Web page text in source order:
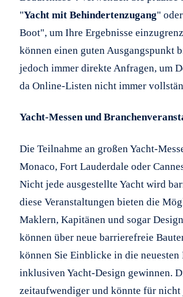
"Yacht mit Behindertenzugang"
Boot", um Ihre Ergebnisse
können einen guten Ausgangspunkt
jedoch immer direkte Anfragen, um
da Online-Listen nicht immer
Yacht-Messen und
Die Teilnahme an großen Yacht-
Monaco, Fort Lauderdale oder
Nicht jede ausgestellte Yacht wird
diese Veranstaltungen bieten die
Maklern, Kapitänen und sogar
können über neue barrierefreie
können Sie Einblicke in die
inklusiven Yacht-Design gewinnen.
zeitaufwendiger und könnte für